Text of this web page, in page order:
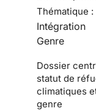
Thématique :
Intégration
Genre
Dossier
statut de
climatiques
genre